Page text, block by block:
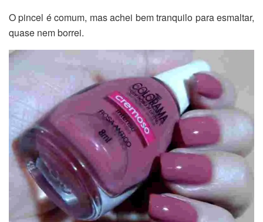
O pincel é comum, mas achei bem tranquilo para esmaltar,
quase nem borrei.